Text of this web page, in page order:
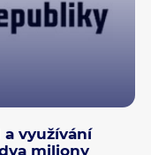
využívání
miliony